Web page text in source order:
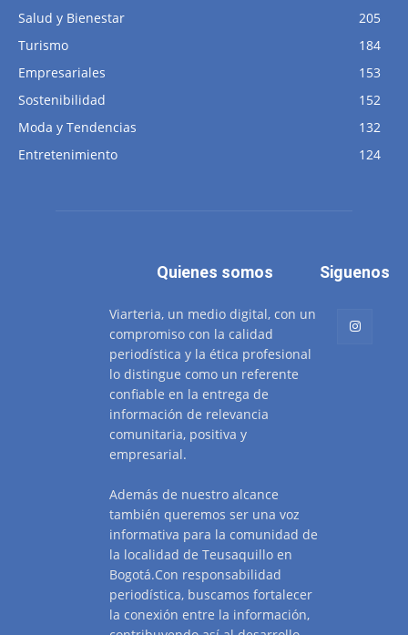
Salud y Bienestar
205
Turismo
184
Empresariales
153
Sostenibilidad
152
Moda y Tendencias
132
Entretenimiento
124
Quienes somos
Viarteria, un medio digital, con un
compromiso con la calidad
periodística y la ética profesional
lo distingue como un referente
confiable en la entrega de
información de relevancia
comunitaria, positiva y
empresarial.
Además de nuestro alcance
también queremos ser una voz
informativa para la comunidad de
la localidad de Teusaquillo en
Bogotá.Con responsabilidad
periodística, buscamos fortalecer
la conexión entre la información,
Siguenos